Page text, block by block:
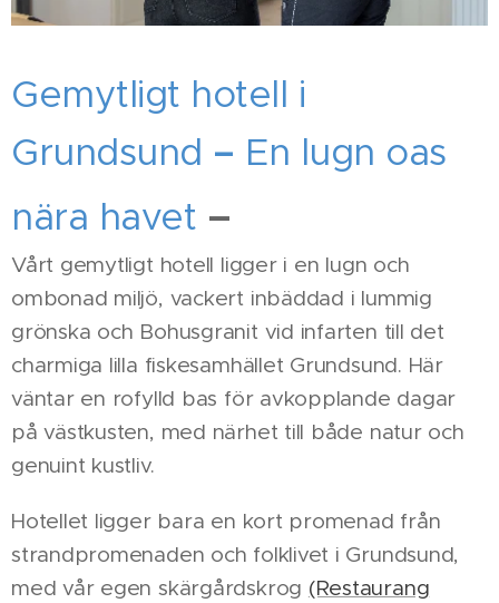
Gemytligt hotell i
Grundsund – En lugn oas
nära havet –
Vårt gemytligt hotell ligger i en lugn och
ombonad miljö, vackert inbäddad i lummig
grönska och Bohusgranit vid infarten till det
charmiga lilla fiskesamhället Grundsund. Här
väntar en rofylld bas för avkopplande dagar
på västkusten, med närhet till både natur och
genuint kustliv.
Hotellet ligger bara en kort promenad från
strandpromenaden och folklivet i Grundsund,
med vår egen skärgårdskrog (Restaurang